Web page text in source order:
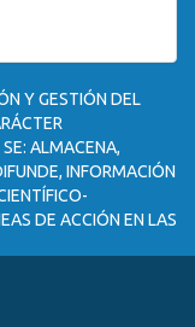
Y GESTIÓN DEL
ALMACENA,
INFORMACIÓN
DE ACCIÓN EN LAS